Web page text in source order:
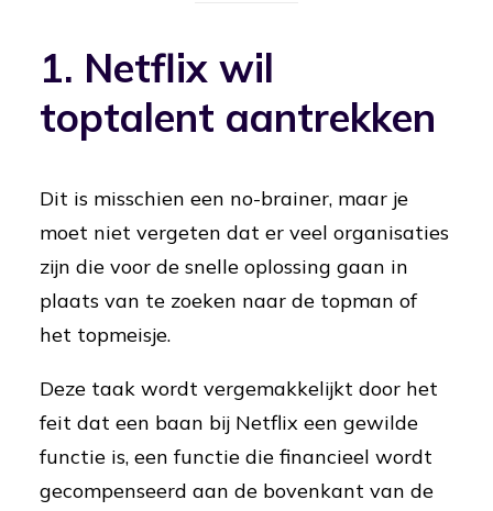
1. Netflix wil
toptalent aantrekken
Dit is misschien een no-brainer, maar je
moet niet vergeten dat er veel organisaties
zijn die voor de snelle oplossing gaan in
plaats van te zoeken naar de topman of
het topmeisje.
Deze taak wordt vergemakkelijkt door het
feit dat een baan bij Netflix een gewilde
functie is, een functie die financieel wordt
gecompenseerd aan de bovenkant van de